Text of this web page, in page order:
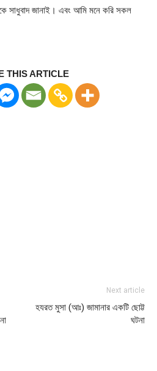
সাধুবাদ জানাই। এবং আমি মনে করি সকল
THIS ARTICLE
Next article
হযরত মুসা (আঃ) জামানার একটি ছোট্ট
ঘটনা